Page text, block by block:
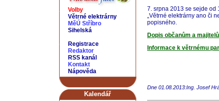
Volby
Větrné elektrárny
MěÚ Stříbro
Sihelská
Registrace
Redaktor
RSS kanál
Kontakt
Nápověda
Kalendář
7. srpna 2013 se sejde od
„Větrné elektrárny ano či
popisného.
Dopis občanům a
Informace k větrnému
Dne 01.08.2013:Ing. Josef